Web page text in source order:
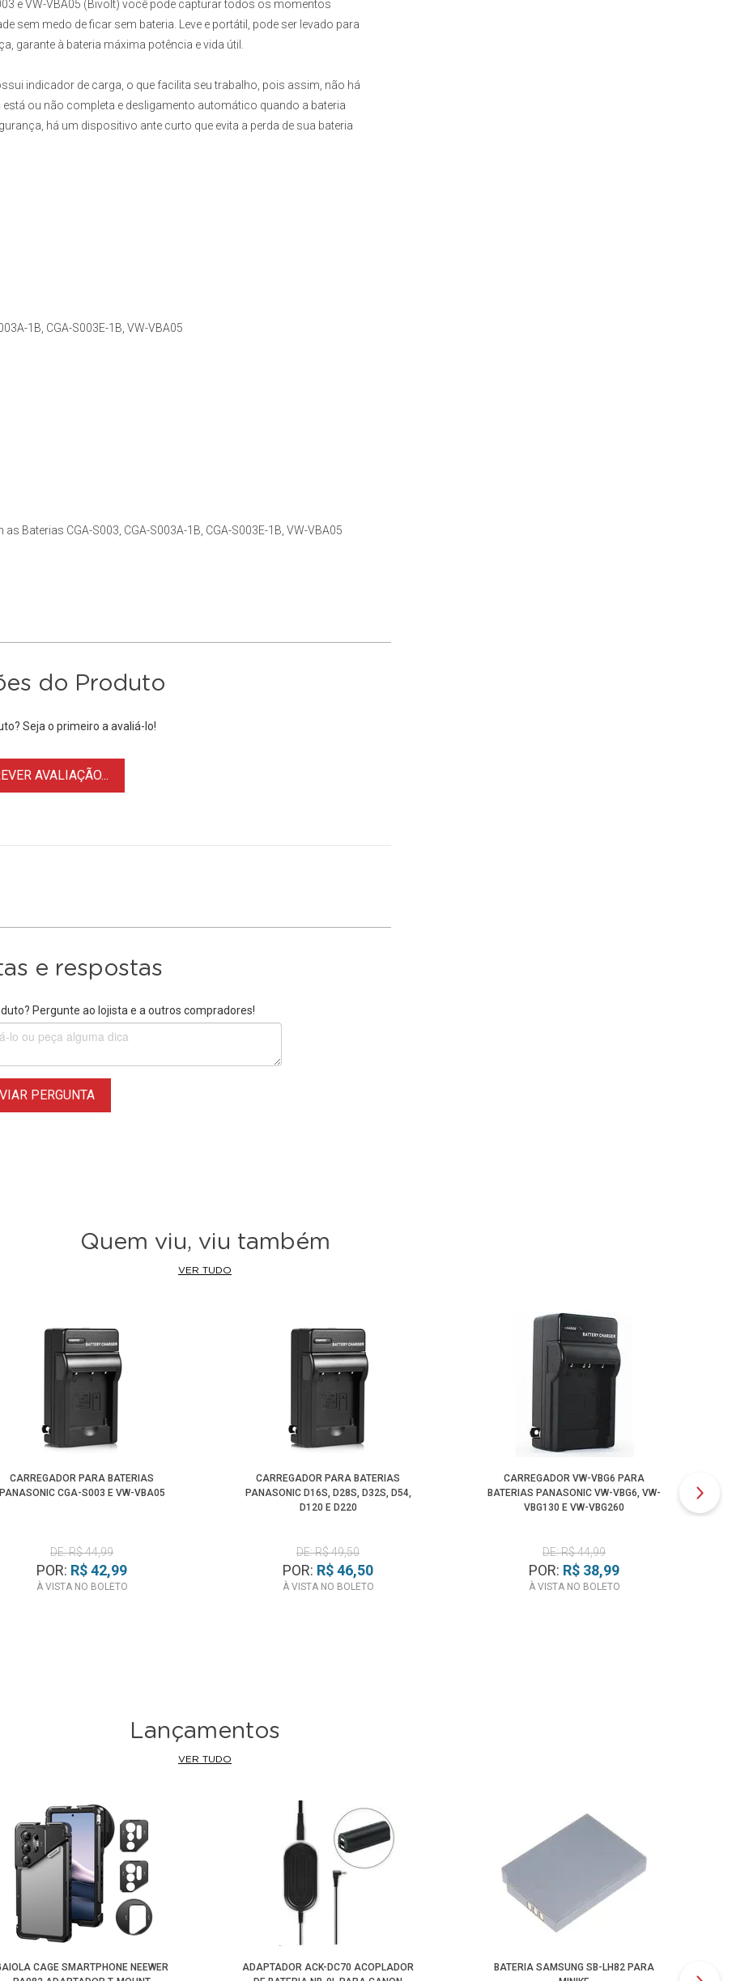
e VW-VBA05 (Bivolt) você pode capturar todos os momentos
sem medo de ficar sem bateria. Leve e portátil, pode ser levado para
garante à bateria máxima potência e vida útil.
indicador de carga, o que facilita seu trabalho, pois assim, não há
ou não completa e desligamento automático quando a bateria
há um dispositivo ante curto que evita a perda de sua bateria
1B, CGA-S003E-1B, VW-VBA05
Baterias CGA-S003, CGA-S003A-1B, CGA-S003E-1B, VW-VBA05
do Produto
Seja o primeiro a avaliá-lo!
AVALIAÇÃO...
e respostas
Pergunte ao lojista e a outros compradores!
PERGUNTA
Quem viu, viu também
VER TUDO
CARREGADOR PARA BATERIAS
PANASONIC CGA-S003 E VW-VBA05
DE: R$ 44,99
POR: R$ 42,99
À VISTA NO BOLETO
CARREGADOR PARA BATERIAS
PANASONIC D16S, D28S, D32S, D54,
D120 E D220
DE: R$ 49,50
POR: R$ 46,50
À VISTA NO BOLETO
CARREGADOR VW-VBG6 PARA
BATERIAS PANASONIC VW-VBG6, VW-
VBG130 E VW-VBG260
DE: R$ 44,99
POR: R$ 38,99
À VISTA NO BOLETO
Lançamentos
VER TUDO
CAGE SMARTPHONE NEEWER
ADAPTADOR ACK-DC70 ACOPLADOR
BATERIA SAMSUNG SB-LH82 PARA